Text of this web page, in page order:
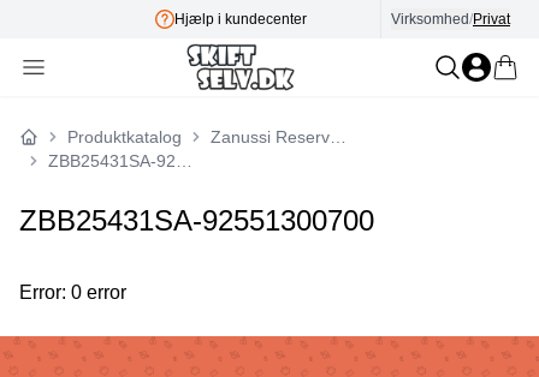
Hjælp i kundecenter E-
Virksomhed/Privat
Forside
Produktkatalog
ZBB25431SA-92551300700
Error: 0 error